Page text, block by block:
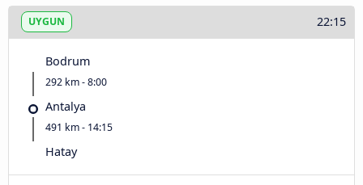
UYGUN 22:15
Bodrum
292 km - 8:00
Antalya
491 km - 14:15
Hatay